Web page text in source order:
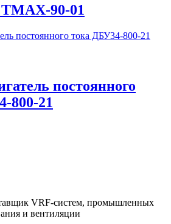
ТМАХ-90-01
постоянного
VRF-cистем, промышленных
и вентиляции